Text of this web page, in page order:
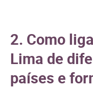
2. Como
Lima de
países e